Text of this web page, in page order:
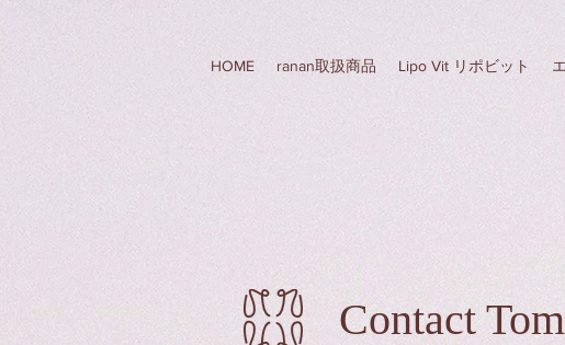
HOME ranan取扱商品 Lipo Vit リポビット
Contact